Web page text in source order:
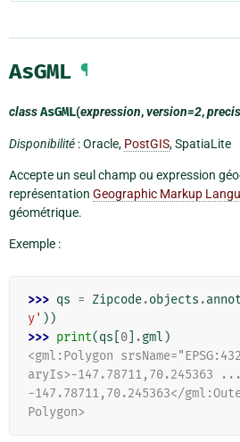
AsGML ¶
classAsGML(expression,version=2,
Disponibilité : Oracle, PostGIS, SpatiaLite
Accepte un seul champ ou expression
représentation Geographic Markup
géométrique.
Exemple :
>>> qs = Zipcode.objects .
y' ))
>>> print(qs 0 .gml )
<gml:Polygon
aryIs>-147.78711,70.245363 ...
-147.78711,70.245363</
Polygon>